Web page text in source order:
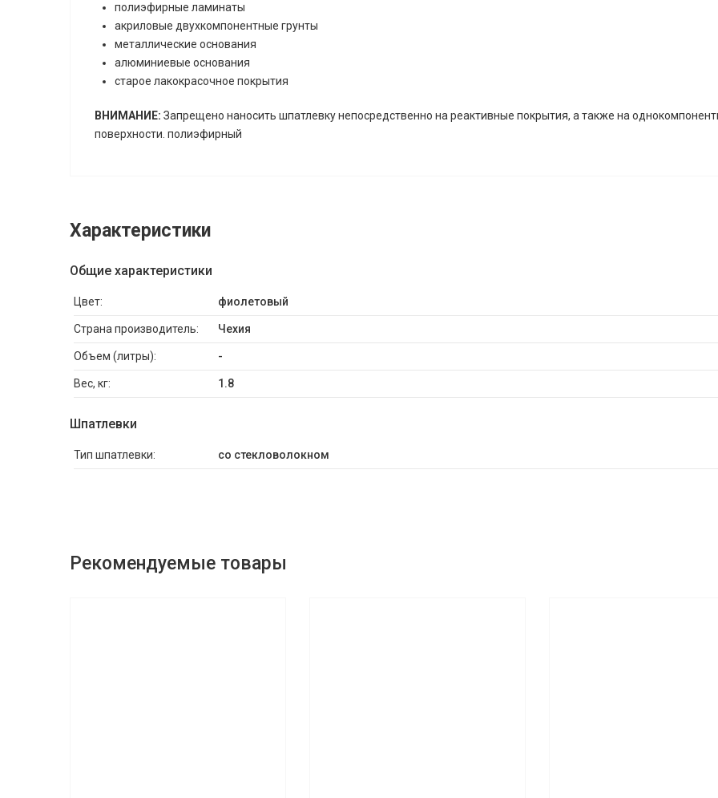
полиэфирные ламинаты
акриловые двухкомпонентные грунты
металлические основания
алюминиевые основания
старое лакокрасочное покрытия
ВНИМАНИЕ: Запрещено наносить шпатлевку непосредственно на реактивные покрытия, а также на
поверхности. полиэфирный
Характеристики
Общие характеристики
Цвет: фиолетовый
Страна производитель: Чехия
Объем (литры): -
Вес, кг: 1.8
Шпатлевки
Тип шпатлевки: со стекловолокном
Рекомендуемые товары